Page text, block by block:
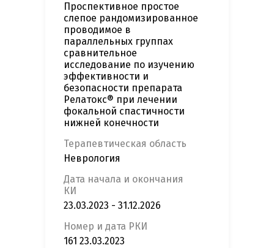
Проспективное простое
слепое рандомизированное
проводимое в
параллельных группах
сравнительное
исследование по изучению
эффективности и
безопасности препарата
Релатокс® при лечении
фокальной спастичности
нижней конечности
Терапевтическая область
Неврология
Дата начала и окончания
КИ
23.03.2023 - 31.12.2026
Номер и дата РКИ
161 23.03.2023